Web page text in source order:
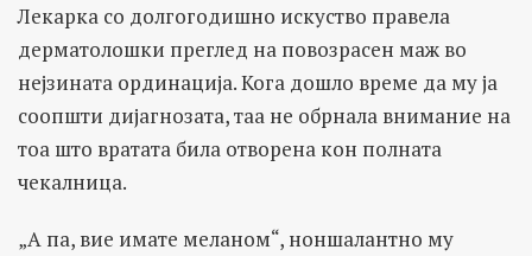
Лекарка со долгогодишно искуство правела
дерматолошки преглед на повозрасен маж во
нејзината ординација. Кога дошло време да му ја
соопшти дијагнозата, таа не обрнала внимание на
тоа што вратата била отворена кон полната
чекалница.
„А па, вие имате меланом“, ноншалантно му